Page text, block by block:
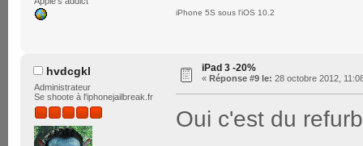
iPhone 5S sous l'iOS 10.2
hvdcgkl
Administrateur
Se shoote à l'iphonejailbreak.fr
iPad 3 -20%
« Réponse #9 le: 28 octobre 2012,
Oui c'est du